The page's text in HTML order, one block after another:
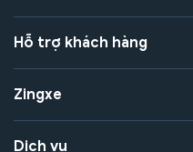
Hỗ trợ khách hàng
Zingxe
Dịch vụ